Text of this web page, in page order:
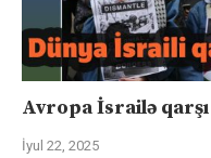
Avropa İsrailə qarşı
İyul 22, 2025